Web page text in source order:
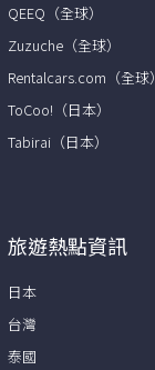
QEEQ（全球）
Zuzuche（全球）
Rentalcars.com（全球）
ToCoo!（日本）
Tabirai（日本）
旅遊熱點資訊
日本
台灣
泰國